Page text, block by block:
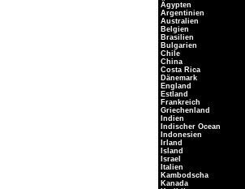
Ägypten
Argentinien
Australien
Belgien
Brasilien
Bulgarien
Chile
China
Costa Rica
Dänemark
England
Estland
Frankreich
Griechenland
Indien
Indischer Ocean
Indonesien
Irland
Island
Israel
Italien
Kambodscha
Kanada